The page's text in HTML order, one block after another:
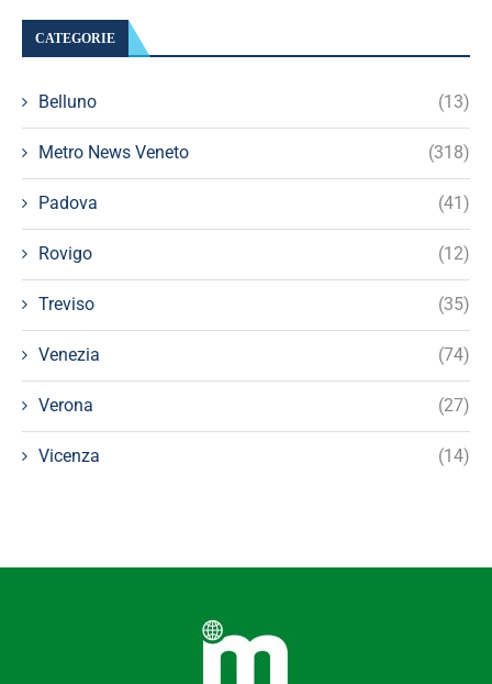
CATEGORIE
Belluno (13)
Metro News Veneto (318)
Padova (41)
Rovigo (12)
Treviso (35)
Venezia (74)
Verona (27)
Vicenza (14)